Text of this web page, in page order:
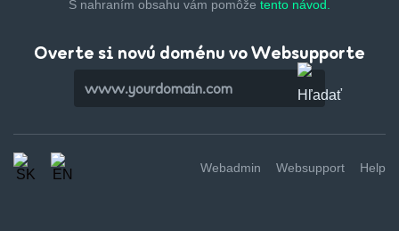
S nahraním obsahu vám pomôže tento návod.
Overte si novú doménu vo Websupporte
Webadmin Websupport Help